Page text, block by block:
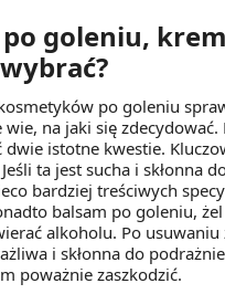
goleniu,
po goleniu
wie, na jaki się zdecydować.
dwie istotne kwestie.
ta jest sucha i skłonna
bardziej treściwych
balsam po goleniu,
alkoholu. Po
i skłonna do
poważnie zaszkodzić.